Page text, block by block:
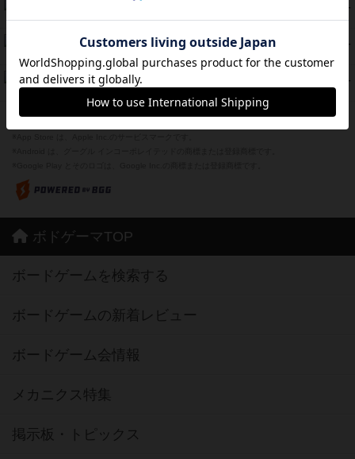
PT
PT
スーパーストア3000
PT
フリップ７：復讐心とともに
ボドゲーマTOP
ボードゲームを検索する
ボードゲームの新着レビュー
ボードゲーム会情報
メカニクス特集
掲示板・トピックス